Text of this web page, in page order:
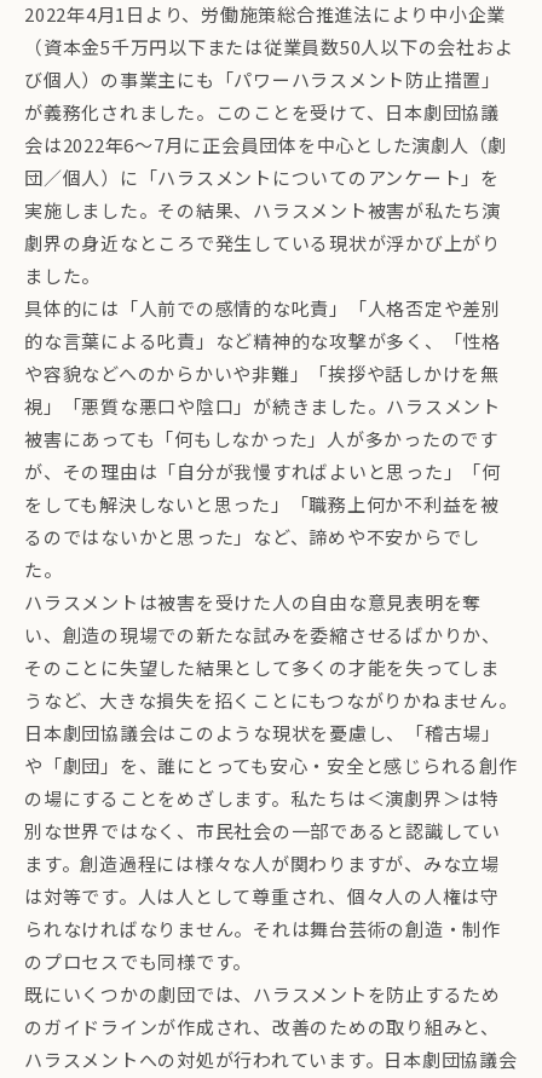
2022年4月1日より、労働施策総合推進法により中小企業
（資本金5千万円以下または従業員数50人以下の会社およ
び個人）の事業主にも「パワーハラスメント防止措置」
が義務化されました。このことを受けて、日本劇団協議
会は2022年6～7月に正会員団体を中心とした演劇人（劇
団／個人）に「ハラスメントについてのアンケート」を
実施しました。その結果、ハラスメント被害が私たち演
劇界の身近なところで発生している現状が浮かび上がり
ました。
具体的には「人前での感情的な叱責」「人格否定や差別
的な言葉による叱責」など精神的な攻撃が多く、「性格
や容貌などへのからかいや非難」「挨拶や話しかけを無
視」「悪質な悪口や陰口」が続きました。ハラスメント
被害にあっても「何もしなかった」人が多かったのです
が、その理由は「自分が我慢すればよいと思った」「何
をしても解決しないと思った」「職務上何か不利益を被
るのではないかと思った」など、諦めや不安からでし
た。
ハラスメントは被害を受けた人の自由な意見表明を奪
い、創造の現場での新たな試みを委縮させるばかりか、
そのことに失望した結果として多くの才能を失ってしま
うなど、大きな損失を招くことにもつながりかねません。
日本劇団協議会はこのような現状を憂慮し、「稽古場」
や「劇団」を、誰にとっても安心・安全と感じられる創作
の場にすることをめざします。私たちは＜演劇界＞は特
別な世界ではなく、市民社会の一部であると認識してい
ます。創造過程には様々な人が関わりますが、みな立場
は対等です。人は人として尊重され、個々人の人権は守
られなければなりません。それは舞台芸術の創造・制作
のプロセスでも同様です。
既にいくつかの劇団では、ハラスメントを防止するため
のガイドラインが作成され、改善のための取り組みと、
ハラスメントへの対処が行われています。日本劇団協議会